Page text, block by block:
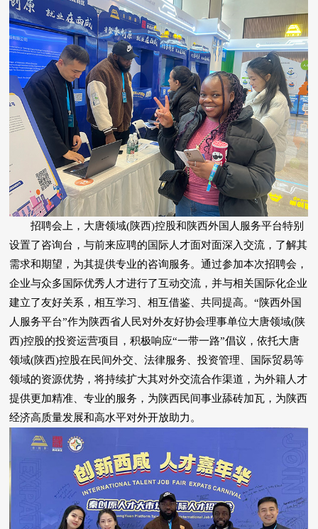
招聘会上，大唐领域(陕西)控股和陕西外国人服务平台特别
设置了咨询台，与前来应聘的国际人才面对面深入交流，了解其
需求和期望，为其提供专业的咨询服务。通过参加本次招聘会，
企业与众多国际优秀人才进行了互动交流，并与相关国际化企业
建立了友好关系，相互学习、相互借鉴、共同提高。“陕西外国
人服务平台”作为陕西省人民对外友好协会理事单位大唐领域(陕
西)控股的投资运营项目，积极响应“一带一路”倡议，依托大唐
领域(陕西)控股在民间外交、法律服务、投资管理、国际贸易等
领域的资源优势，将持续扩大其对外交流合作渠道，为外籍人才
提供更加精准、专业的服务，为陕西民间事业舔砖加瓦，为陕西
经济高质量发展和高水平对外开放助力。